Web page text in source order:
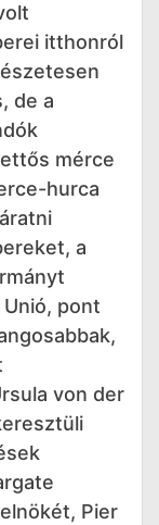
itthonról
de a
mérce
hurca
a
pont
von der
Pier